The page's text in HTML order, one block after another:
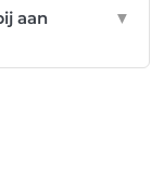
aan
▼